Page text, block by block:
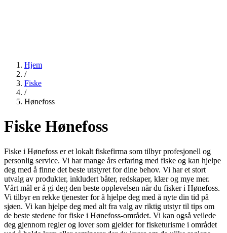
Hjem
/
Fiske
/
Hønefoss
Fiske Hønefoss
Fiske i Hønefoss er et lokalt fiskefirma som tilbyr profesjonell og
personlig service. Vi har mange års erfaring med fiske og kan hjelpe
deg med å finne det beste utstyret for dine behov. Vi har et stort
utvalg av produkter, inkludert båter, redskaper, klær og mye mer.
Vårt mål er å gi deg den beste opplevelsen når du fisker i Hønefoss.
Vi tilbyr en rekke tjenester for å hjelpe deg med å nyte din tid på
sjøen. Vi kan hjelpe deg med alt fra valg av riktig utstyr til tips om
de beste stedene for fiske i Hønefoss-området. Vi kan også veilede
deg gjennom regler og lover som gjelder for fisketurisme i området